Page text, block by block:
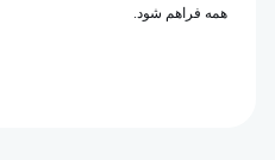
همه فراهم شود.